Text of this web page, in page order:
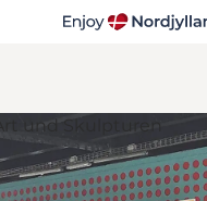
und Skulpturen